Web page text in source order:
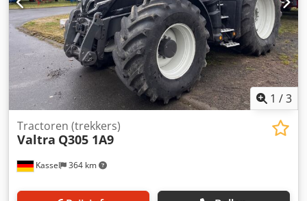
1 /3
Kassel 364 km
Tractoren (trekkers)
Valtra Q305 1A9